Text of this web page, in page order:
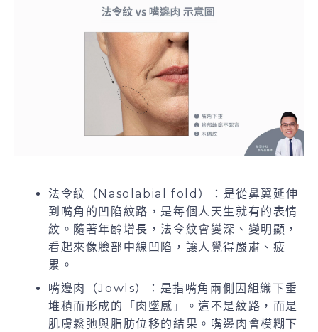
法令紋（Nasolabial fold）：是從鼻翼延伸
到嘴角的凹陷紋路，是每個人天生就有的表情
紋。隨著年齡增長，法令紋會變深、變明顯，
看起來像臉部中線凹陷，讓人覺得嚴肅、疲
累。
嘴邊肉（Jowls）：是指嘴角兩側因組織下垂
堆積而形成的「肉墜感」。這不是紋路，而是
肌膚鬆弛與脂肪位移的結果。嘴邊肉會模糊下